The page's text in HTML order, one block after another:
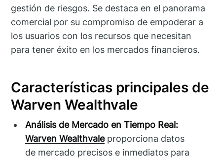
gestión de riesgos. Se destaca en el panorama
comercial por su compromiso de empoderar a
los usuarios con los recursos que necesitan
para tener éxito en los mercados financieros.
Características principales de
Warven Wealthvale
Análisis de Mercado en Tiempo Real:
Warven Wealthvaleproporciona datos
de mercado precisos e inmediatos para